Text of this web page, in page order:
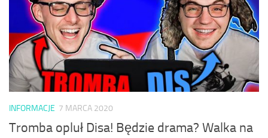
INFORMACJE 7 MARCA 2020
Tromba opluł Disa! Będzie drama? Walka na